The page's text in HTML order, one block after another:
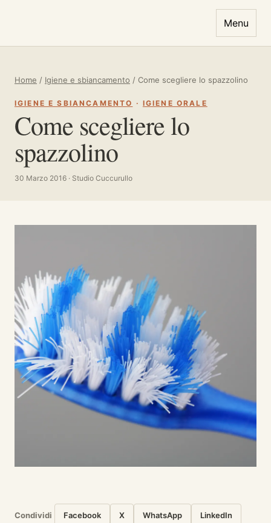
Menu
Home / Igiene e sbiancamento / Come scegliere lo spazzolino
IGIENE E SBIANCAMENTO · IGIENE ORALE
Come scegliere lo
spazzolino
30 Marzo 2016 · Studio Cuccurullo
Condividi Facebook X WhatsApp LinkedIn